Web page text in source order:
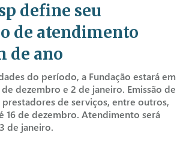
define seu
de atendimento
de ano
do período, a Fundação estará em
dezembro e 2 de janeiro. Emissão de
de serviços, entre outros,
16 de dezembro. Atendimento será
de janeiro.